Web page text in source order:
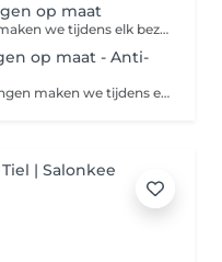
op maat
Met onze SkinGym behandelingen maken we tijdens elk bezoek een behandeling op maat. Wat we precies gaan doen? Dat weten we van tevoren nooit, omdat ons behandelplan ter plekke speciaal voor jouw huidconditie gemaakt wordt. Persoonlijker wordt het niet en altijd verzekerd van een optimaal resultaat! Het enige wat jij hoeft te doen is jouw gewenste behandelduur uitkiezen, wij doen de rest! Altijd inclusief. Je betaalt dus nooit extra voor: Murad salonpeelings, waxen en verven, LED masker, massages en gezichtsmaskers
op maat - Anti-
Met onze Sepai SkinGym behandelingen maken we tijdens elk bezoek een behandeling op maat. Wat we precies gaan doen? Dat weten we van tevoren nooit, omdat ons behandelplan ter plekke speciaal voor jouw huidconditie gemaakt wordt. Persoonlijker wordt het niet en altijd verzekerd van een optimaal resultaat! Het enige wat jij hoeft te doen is jouw gewenste behandelduur uitkiezen, wij doen de rest! Altijd inclusief. Je betaalt dus nooit extra voor: Sepai salonpeelings, waxen en verven, LED masker, (bindweefsel)massages, RF deelbehandelingen en gezichtsmaskers